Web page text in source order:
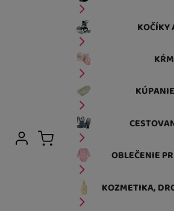
KOČÍKY
OBLEČENIE
KOZMETIKA,
Užívateľská sekcia
Prihlásiť sa
Košík